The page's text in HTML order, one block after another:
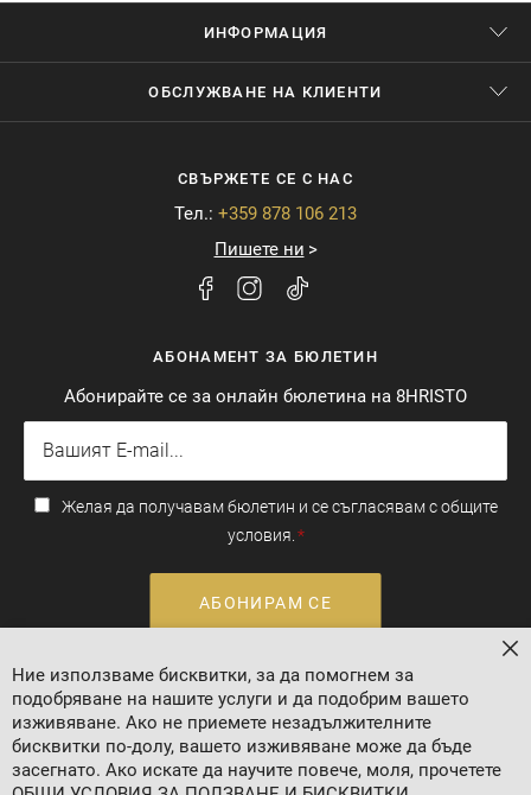
ИНФОРМАЦИЯ
ОБСЛУЖВАНЕ НА КЛИЕНТИ
СВЪРЖЕТЕ СЕ С НАС
Тел.: +359 878 106 213
Пишете ни
АБОНАМЕНТ ЗА БЮЛЕТИН
Абонирайте се за онлайн бюлетина на 8HRISTO
Желая да получавам бюлетин и се съгласявам с общите
условия.
АБОНИРАМ СЕ
Валутен курс: 1 EUR = 1.95583 BGN
Ние използваме бисквитки, за да помогнем за
подобряване на нашите услуги и да подобрим вашето
изживяване. Ако не приемете незадължителните
бисквитки по-долу, вашето изживяване може да бъде
засегнато. Ако искате да научите повече, моля, прочетете